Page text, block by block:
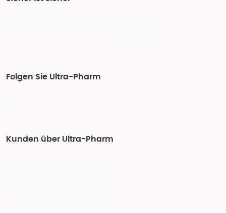
Folgen Sie Ultra-Pharm
Kunden über Ultra-Pharm